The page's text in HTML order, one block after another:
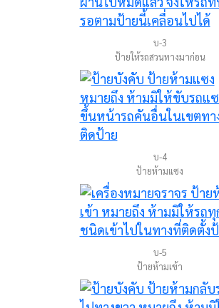
บ-3
ป้ายให้รถสวนทางมาก่อน
บ-4
ป้ายห้ามแซง
บ-5
ป้ายห้ามเข้า